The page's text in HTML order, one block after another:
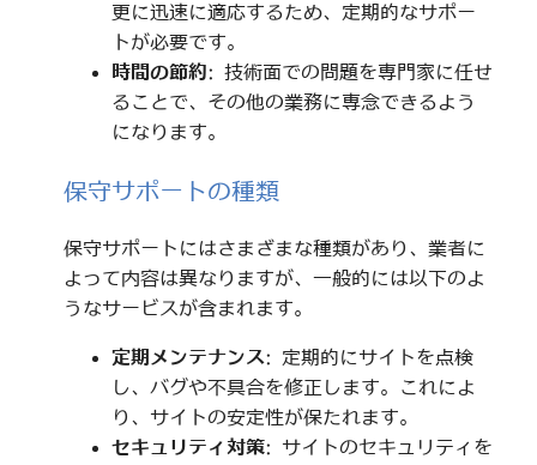
更に迅速に適応するため、定期的なサポー
トが必要です。
時間の節約: 技術面での問題を専門家に任せ
ることで、その他の業務に専念できるよう
になります。
保守サポートの種類
保守サポートにはさまざまな種類があり、業者に
よって内容は異なりますが、一般的には以下のよ
うなサービスが含まれます。
定期メンテナンス: 定期的にサイトを点検
し、バグや不具合を修正します。これによ
り、サイトの安定性が保たれます。
セキュリティ対策: サイトのセキュリティを